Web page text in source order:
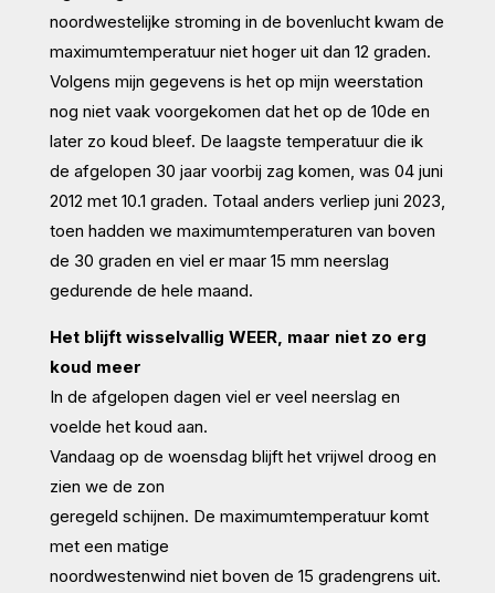
noordwestelijke stroming in de bovenlucht kwam de
maximumtemperatuur niet hoger uit dan 12 graden.
Volgens mijn gegevens is het op mijn weerstation
nog niet vaak voorgekomen dat het op de 10de en
later zo koud bleef. De laagste temperatuur die ik
de afgelopen 30 jaar voorbij zag komen, was 04 juni
2012 met 10.1 graden. Totaal anders verliep juni 2023,
toen hadden we maximumtemperaturen van boven
de 30 graden en viel er maar 15 mm neerslag
gedurende de hele maand.
Het blijft wisselvallig WEER, maar niet zo erg
koud meer
In de afgelopen dagen viel er veel neerslag en
voelde het koud aan.
Vandaag op de woensdag blijft het vrijwel droog en
zien we de zon
geregeld schijnen. De maximumtemperatuur komt
met een matige
noordwestenwind niet boven de 15 gradengrens uit.